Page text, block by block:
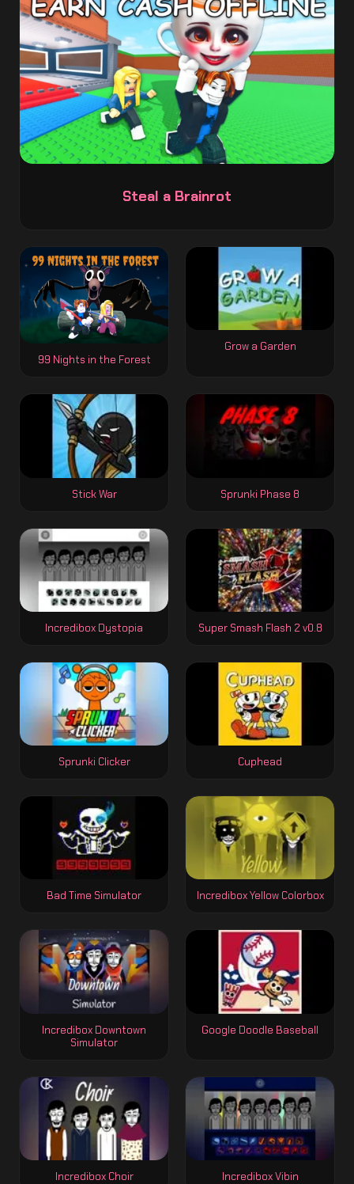
Steal a Brainrot
99 Nights in the Forest
Grow a Garden
Stick War Sprunki Phase 8
Incredibox Dystopia Super Smash Flash 2 v0.8
Sprunki Clicker Cuphead
Bad Time Simulator Incredibox Yellow Colorbox
Incredibox Downtown
Simulator
Google Doodle Baseball
Incredibox Choir Incredibox Vibin